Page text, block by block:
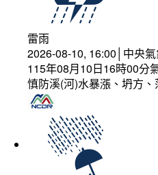
雷雨
2026-08-10, 16:00│中央
115年08月10日16時00分
慎防溪(河)水暴漲、坍方